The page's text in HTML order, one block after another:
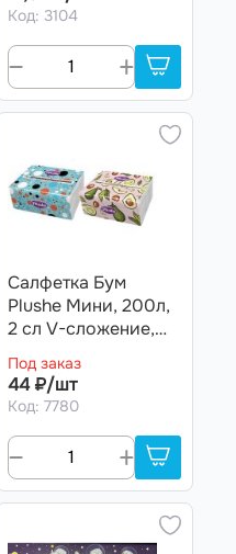
сложение, 25 в кор
Код: 3104
Салфетка Бум
Plushe Мини, 200л,
2 сл V-сложение,
36 (Авокадо-
Шарики)
Под заказ
44 ₽/шт
Код: 7780